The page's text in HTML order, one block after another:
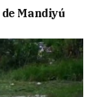
Mandiyú